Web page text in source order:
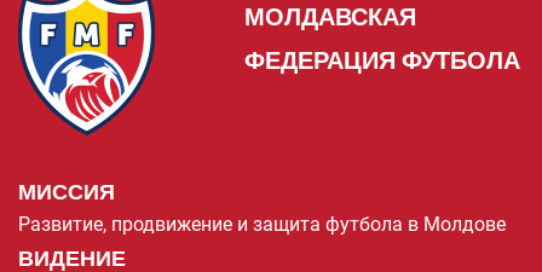
МОЛДАВСКАЯ
ФЕДЕРАЦИЯ ФУТБОЛА
МИССИЯ
Развитие, продвижение и защита футбола в Молдове
ВИДЕНИЕ